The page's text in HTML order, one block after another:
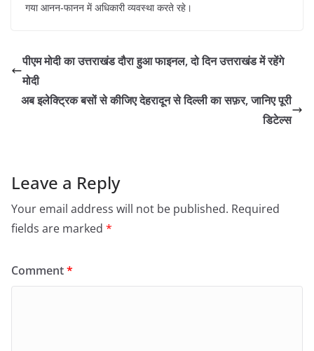
गया आनन-फानन में अधिकारी व्यवस्था करते रहे।
पीएम मोदी का उत्तराखंड दौरा हुआ फाइनल, दो दिन उत्तराखंड में रहेंगे
मोदी
अब इलेक्ट्रिक बसों से कीजिए देहरादून से दिल्ली का सफ़र, जानिए पूरी
डिटेल्स
Leave a Reply
Your email address will not be published. Required
fields are marked *
Comment*